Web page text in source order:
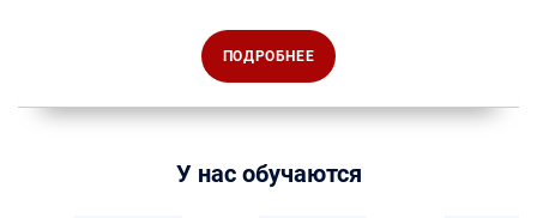
ПОДРОБНЕЕ
У нас обучаются